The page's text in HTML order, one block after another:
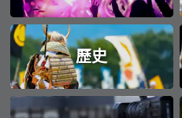
歷史